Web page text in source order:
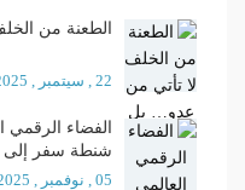
الطعنة من
22 , سيتمبر , 2025
الفضاء الرقمي
شنطة سفر إلى
05 , نوفمبر , 2025